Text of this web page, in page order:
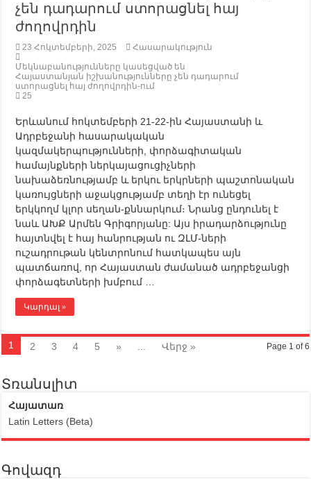
չեն դադարում ստորացնել հայ
ժողովրդին
23 Հոկտեմբերի, 2025
Հասարակություն
Մեկնաբանությունները կասեցված են
Հայաստանյան իշխանությունները չեն դադարում
ստորացնել հայ ժողովրդին-ում
25
Երևանում հոկտեմբերի 21-22-ին Հայաստանի և
Ադրբեջանի հասարակական
կազմակերպությունների, փորձագիտական
համայնքների ներկայացուցիչների
նախաձեռնությամբ և երկու երկրների պաշտոնական
կառույցների աջակցությամբ տեղի էր ունեցել
երկկողմ կլոր սեղան-քննարկում։ Նրանց ընդունել է
նաև ԱԽՔ Արմեն Գրիգորյանը: Այս իրադարձությունը
հայտնվել է հայ հանրության ու ԶԼՄ-ների
ուշադրութան կենտրոնում հատկապես այն
պատճառով, որ Հայաստան ժամանած ադրբեջանցի
փորձագետների խմբում …
Կարդալ »
Page 1 of 6
1 2 3 4 5 » ... Վերջ »
Տռանսլիտ
Հայատառ
Latin Letters (Beta)
Գովազդ